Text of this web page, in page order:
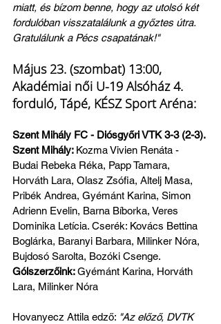
miatt, és bízom benne, hogy az utolsó két
fordulóban visszatalálunk a győztes útra.
Gratulálunk a Pécs csapatának!"
Május 23. (szombat) 13:00,
Akadémiai női U-19 Alsóház 4.
forduló, Tápé, KÉSZ Sport Aréna:
Szent Mihály FC - Diósgyőri VTK 3-3 (2-3).
Szent Mihály: Kozma Vivien Renáta -
Budai Rebeka Réka, Papp Tamara,
Horváth Lara, Olasz Zsófia, Altelj Masa,
Pribék Andrea, Gyémánt Karina, Simon
Adrienn Evelin, Barna Bíborka, Veres
Dominika Letícia. Cserék: Kovács Bettina
Boglárka, Baranyi Barbara, Milinker Nóra,
Bujdosó Sarolta, Bozóki Csenge.
Gólszerzőink: Gyémánt Karina, Horváth
Lara, Milinker Nóra
Hovanyecz Attila edző: "Az előző, DVTK